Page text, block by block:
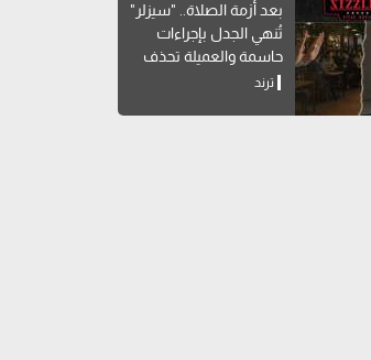
بعد أزمة الصلاة.. "سيزلر"
تُنهي الجدل بإجراءات
حاسمة والعميلة تحذف
المنشور
ترند